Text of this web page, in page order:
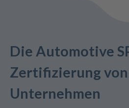
Die Automotive
Zertifizierung von
Unternehmen